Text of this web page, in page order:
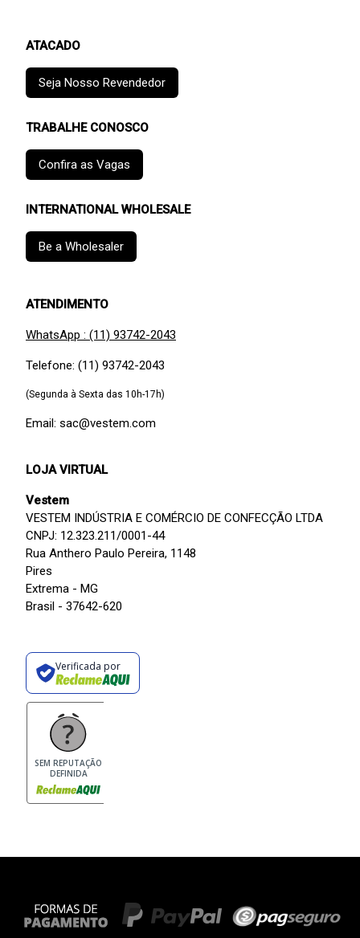
ATACADO
Seja Nosso Revendedor
TRABALHE CONOSCO
Confira as Vagas
INTERNATIONAL WHOLESALE
Be a Wholesaler
ATENDIMENTO
WhatsApp : (11) 93742-2043
Telefone: (11) 93742-2043
(Segunda à Sexta das 10h-17h)
Email: sac@vestem.com
LOJA VIRTUAL
Vestem
VESTEM INDÚSTRIA E COMÉRCIO DE CONFECÇÃO LTDA
CNPJ: 12.323.211/0001-44
Rua Anthero Paulo Pereira, 1148
Pires
Extrema - MG
Brasil - 37642-620
Verificada por
SEM REPUTAÇÃO
DEFINIDA